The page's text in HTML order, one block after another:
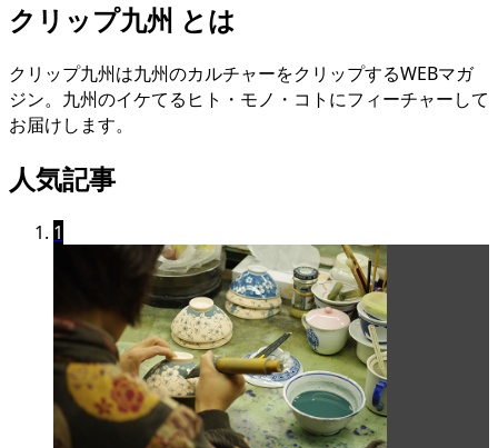
クリップ九州 とは
クリップ九州は九州のカルチャーをクリップするWEBマガ
ジン。九州のイケてるヒト・モノ・コトにフィーチャーして
お届けします。
人気記事
1